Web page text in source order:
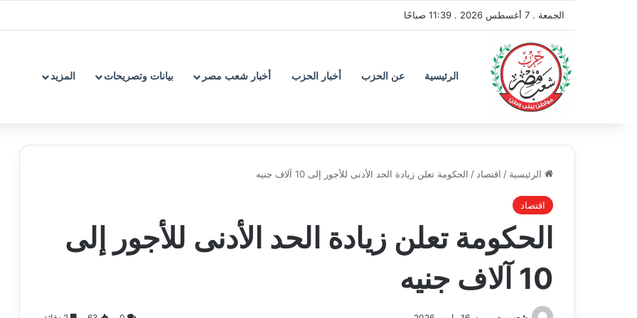
الجمعة . 7 أغسطس 2026 . 11:39 صباحًا
الرئيسية عن الحزب أخبار الحزب أخبار شعب مصر بيانات وتصريحات المزيد
الرئيسية / اقتصاد / الحكومة تعلن زيادة الحد الأدنى للأجور إلى 10 آلاف جنيه
اقتصاد
الحكومة تعلن زيادة الحد الأدنى للأجور إلى
10 آلاف جنيه